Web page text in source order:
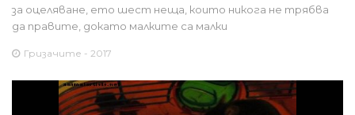
за оцеляване, ето шест неща, които никога не трябва
да правите, докато малките са малки
Гризачите - 2017